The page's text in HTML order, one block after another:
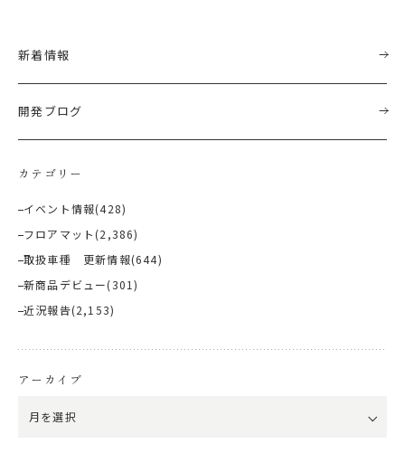
新着情報
開発ブログ
カテゴリー
イベント情報(428)
フロアマット (2,386)
取扱車種 更新情報(644)
新商品デビュー(301)
近況報告(2,153)
アーカイブ